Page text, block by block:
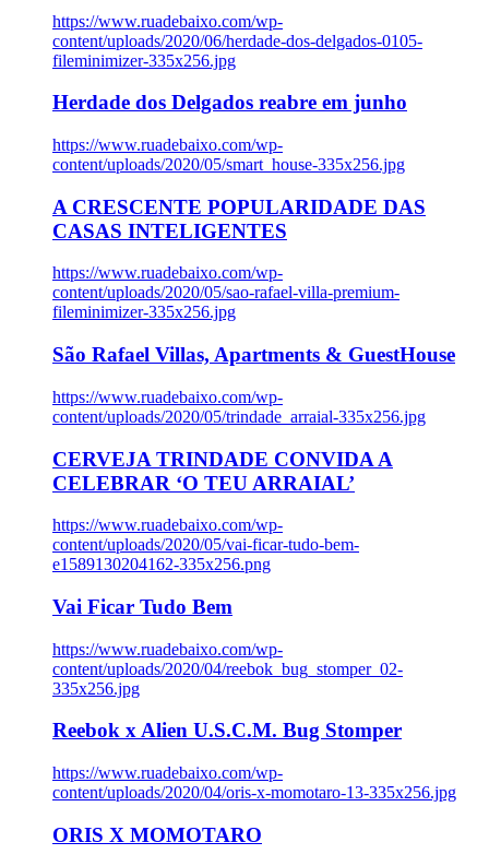
https://www.ruadebaixo.com/wp-
content/uploads/2020/06/herdade-dos-delgados-0105-
fileminimizer-335x256.jpg
Herdade dos Delgados reabre em junho
https://www.ruadebaixo.com/wp-
content/uploads/2020/05/smart_house-335x256.jpg
A CRESCENTE POPULARIDADE DAS
CASAS INTELIGENTES
https://www.ruadebaixo.com/wp-
content/uploads/2020/05/sao-rafael-villa-premium-
fileminimizer-335x256.jpg
São Rafael Villas, Apartments & GuestHouse
https://www.ruadebaixo.com/wp-
content/uploads/2020/05/trindade_arraial-335x256.jpg
CERVEJA TRINDADE CONVIDA A
CELEBRAR ‘O TEU ARRAIAL’
https://www.ruadebaixo.com/wp-
content/uploads/2020/05/vai-ficar-tudo-bem-
e1589130204162-335x256.png
Vai Ficar Tudo Bem
https://www.ruadebaixo.com/wp-
content/uploads/2020/04/reebok_bug_stomper_02-
335x256.jpg
Reebok x Alien U.S.C.M. Bug Stomper
https://www.ruadebaixo.com/wp-
content/uploads/2020/04/oris-x-momotaro-13-335x256.jpg
ORIS X MOMOTARO